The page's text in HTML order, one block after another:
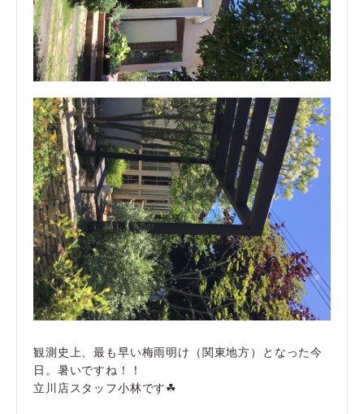
観測史上、最も早い梅雨明け（関東地方）となった今
日。暑いですね！！
立川店スタッフ小林です☘